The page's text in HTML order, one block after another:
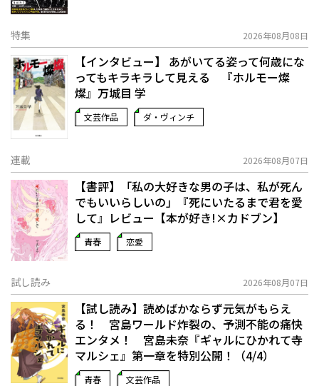
特集 2026年08月08日
【インタビュー】 あがいてる姿って何歳にな
ってもキラキラして見える 『ホルモー燦
燦』万城目 学
文芸作品 ダ・ヴィンチ
連載 2026年08月07日
【書評】「私の大好きな男の子は、私が死ん
でもいいらしいの」――『死にいたるまで君を愛
して』レビュー【本が好き!×カドブン】
青春 恋愛
試し読み 2026年08月07日
【試し読み】読めばかならず元気がもらえ
る！ 宮島ワールド炸裂の、予測不能の痛快
エンタメ！ 宮島未奈『ギャルにひかれて寺
マルシェ』第一章を特別公開！（4/4）
青春 文芸作品